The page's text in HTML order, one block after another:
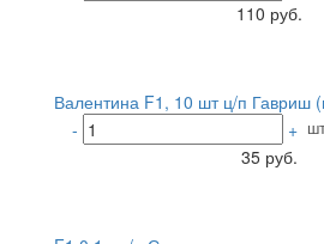
110 руб.
Валентина F1, 10 шт ц/п Гавриш
-
+
35 руб.